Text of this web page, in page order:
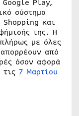
Play,
σύστημα
και
της. Η
με όλες
από
όσον αφορά
7 Μαρτίου